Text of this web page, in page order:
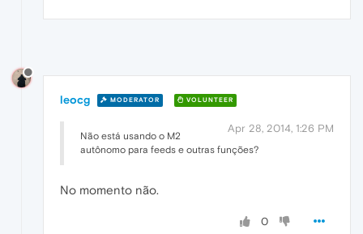
leocg MODERATOR VOLUNTEER
Apr 28, 2014, 1:26 PM
Não está usando o M2
autônomo para feeds e outras funções?
No momento não.
0